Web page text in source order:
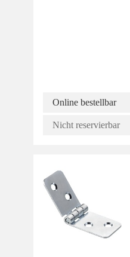
Online bestellbar
Nicht reservierbar